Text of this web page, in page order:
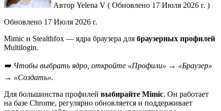
Автор Yelena V ( Обновлено 17 Июля 2026 г. )
Обновлено 17 Июля 2026 г.
Mimic и Stealthfox — ядра браузера для браузерных профилей
Multilogin.
➡️ Чтобы выбрать ядро, откройте «Профили» → «Браузер»
→ «Создать».
Для большинства профилей выбирайте Mimic. Он работает
на базе Chrome, регулярно обновляется и поддерживает